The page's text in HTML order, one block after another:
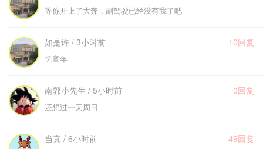
等你开上了大奔，副驾驶已经没有我了吧
如是许 / 3小时前 10回复
忆童年
南郭小先生 / 5小时前 0回复
还想过一天周日
当真 / 6小时前 49回复